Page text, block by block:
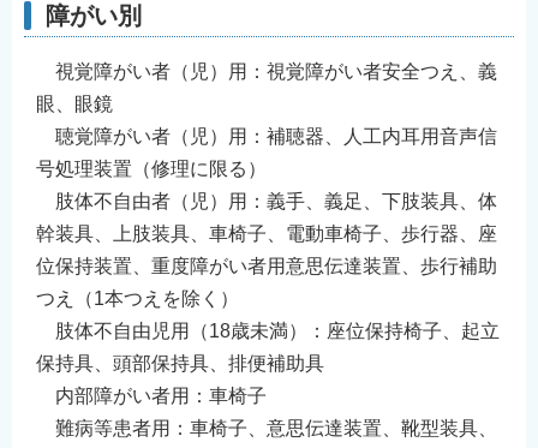
障がい別
視覚障がい者（児）用：視覚障がい者安全つえ、義
眼、眼鏡
聴覚障がい者（児）用：補聴器、人工内耳用音声信
号処理装置（修理に限る）
肢体不自由者（児）用：義手、義足、下肢装具、体
幹装具、上肢装具、車椅子、電動車椅子、歩行器、座
位保持装置、重度障がい者用意思伝達装置、歩行補助
つえ（1本つえを除く）
肢体不自由児用（18歳未満）：座位保持椅子、起立
保持具、頭部保持具、排便補助具
内部障がい者用：車椅子
難病等患者用：車椅子、意思伝達装置、靴型装具、
English
简体中文
繁體中文
한국어
नेपाली
Filipino